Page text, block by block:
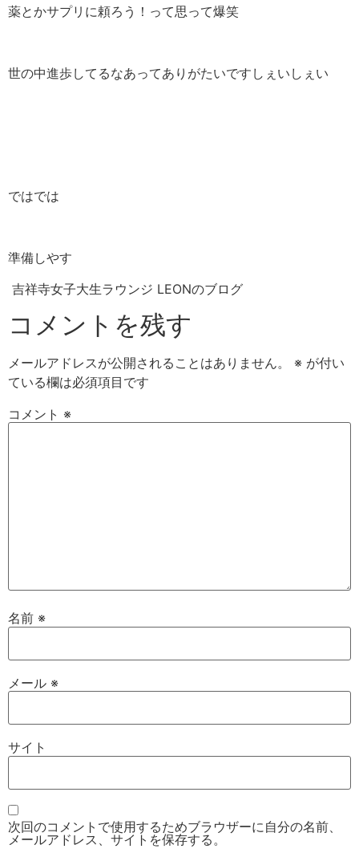
薬とかサプリに頼ろう！って思って爆笑
世の中進歩してるなあってありがたいですしぇいしぇい
ではでは
準備しやす
吉祥寺女子大生ラウンジ LEONのブログ
コメントを残す
メールアドレスが公開されることはありません。 ※ が付い
ている欄は必須項目です
コメント ※
名前 ※
メール ※
サイト
次回のコメントで使用するためブラウザーに自分の名前、
メールアドレス、サイトを保存する。